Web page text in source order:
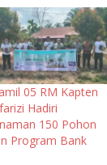
05 RM Kapten
Hadiri
150 Pohon
Program Bank